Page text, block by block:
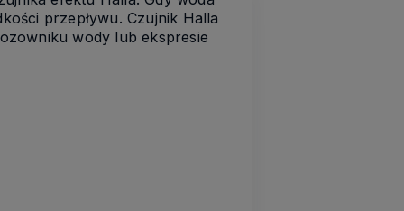
przepływu. Czujnik Halla
wody lub ekspresie